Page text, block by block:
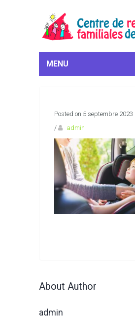
MENU
Posted on 5 septembre 2023
/
admin
About Author
admin